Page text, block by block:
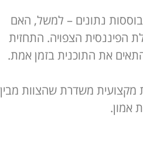
נתונים – למשל, האם
הפיננסית הצפויה. התחזית
את התוכנית בזמן אמת.
מקצועית משדרת שהצוות מבין
אמון.